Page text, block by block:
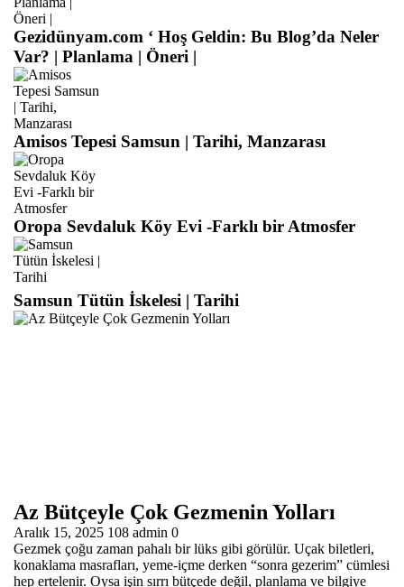
Gezidünyam.com ‘ Hoş Geldin: Bu Blog’da Neler
Var? | Planlama | Öneri |
Amisos Tepesi Samsun | Tarihi, Manzarası
Oropa Sevdaluk Köy Evi -Farklı bir Atmosfer
Samsun Tütün İskelesi | Tarihi
Az Bütçeyle Çok Gezmenin Yolları
Aralık 15, 2025 108 admin 0
Gezmek çoğu zaman pahalı bir lüks gibi görülür. Uçak biletleri,
konaklama masrafları, yeme-içme derken “sonra gezerim” cümlesi
hep ertelenir. Oysa işin sırrı bütçede değil, planlama ve bilgiye